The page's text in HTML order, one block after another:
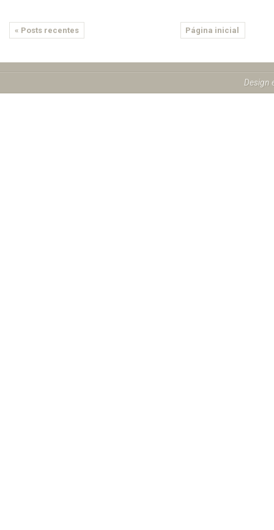
« Posts recentes Página inicial
Design